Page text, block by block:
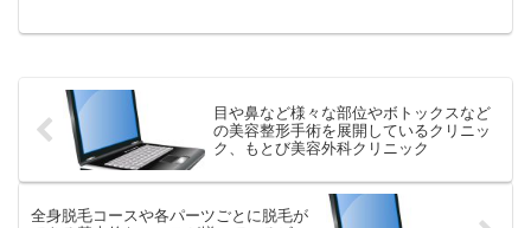
目や鼻など様々な部位やボトックスなど
の美容整形手術を展開しているクリニッ
ク、もとび美容外科クリニック
全身脱毛コースや各パーツごとに脱毛が